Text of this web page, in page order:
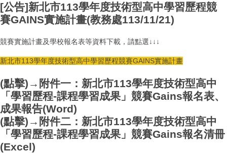
[公告]新北市113學年度技術型高中學習歷程競
賽GAINS實施計畫(教務處113/11/21)
競賽實施計畫及學校報名表等資料下載，請點選↓↓↓
新北市113學年度技術型高中學習歷程競賽GAINS實施計畫
(點擊)→ 附件一：新北市113學年度技術型高中
「學習歷程-課程學習成果」競賽Gains報名表、
成果報告(Word)
(點擊)→ 附件二：新北市113學年度技術型高中
「學習歷程-課程學習成果」競賽Gains報名清冊
(Excel)